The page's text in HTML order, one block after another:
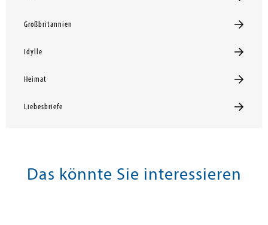
Großbritannien
Idylle
Heimat
Liebesbriefe
Das könnte Sie interessieren